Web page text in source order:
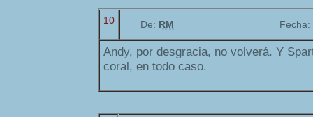
10 De: RM Fecha:
Andy, por desgracia, no volverá. Y
coral, en todo caso.